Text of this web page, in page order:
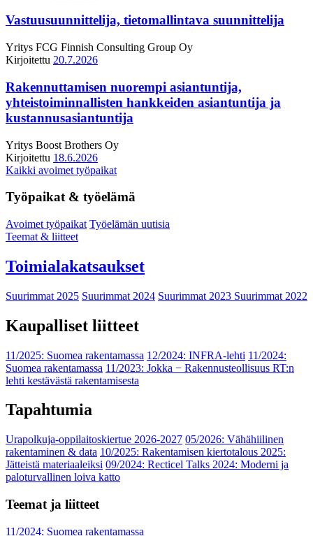
Vastuusuunnittelija, tietomallintava suunnittelija
Yritys FCG Finnish Consulting Group Oy
Kirjoitettu 20.7.2026
Rakennuttamisen nuorempi asiantuntija,
yhteistoiminnallisten hankkeiden asiantuntija ja
kustannusasiantuntija
Yritys Boost Brothers Oy
Kirjoitettu 18.6.2026
Kaikki avoimet työpaikat
Työpaikat & työelämä
Avoimet työpaikat Työelämän uutisia
Teemat & liitteet
Toimialakatsaukset
Suurimmat 2025 Suurimmat 2024 Suurimmat 2023 Suurimmat 2022
Kaupalliset liitteet
11/2025: Suomea rakentamassa 12/2024: INFRA-lehti 11/2024:
Suomea rakentamassa 11/2023: Jokka − Rakennusteollisuus RT:n
lehti kestävästä rakentamisesta
Tapahtumia
Urapolkuja-oppilaitoskiertue 2026-2027 05/2026: Vähähiilinen
rakentaminen & data 10/2025: Rakentamisen kiertotalous 2025:
Jätteistä materiaaleiksi 09/2024: Recticel Talks 2024: Moderni ja
paloturvallinen loiva katto
Teemat ja liitteet
11/2024: Suomea rakentamassa